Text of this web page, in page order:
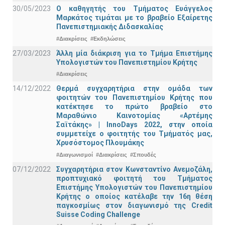
30/05/2023
Ο καθηγητής του Τμήματος Ευάγγελος
Μαρκάτος τιμάται με το βραβείο Εξαίρετης
Πανεπιστημιακής Διδασκαλίας
#Διακρίσεις #Εκδηλώσεις
27/03/2023
Άλλη μία διάκριση για το Τμήμα Επιστήμης
Υπολογιστών του Πανεπιστημίου Κρήτης
#Διακρίσεις
14/12/2022
Θερμά συγχαρητήρια στην ομάδα των
φοιτητών του Πανεπιστημίου Κρήτης που
κατέκτησε το πρώτο βραβείο στο
Μαραθώνιο Καινοτομίας «Αρτέμης
Σαϊτάκης» | InnoDays 2022, στην οποία
συμμετείχε ο φοιτητής του Τμήματός μας,
Χρυσόστομος Πλουμάκης
#Διαγωνισμοί #Διακρίσεις #Σπουδές
07/12/2022
Συγχαρητήρια στον Κωνσταντίνο Ανεμοζάλη,
προπτυχιακό φοιτητή του Τμήματος
Επιστήμης Υπολογιστών του Πανεπιστημίου
Κρήτης ο οποίος κατέλαβε την 16η θέση
παγκοσμίως στον διαγωνισμό της Credit
Suisse Coding Challenge